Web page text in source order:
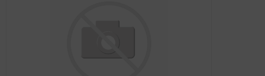
per telefoni cellulari